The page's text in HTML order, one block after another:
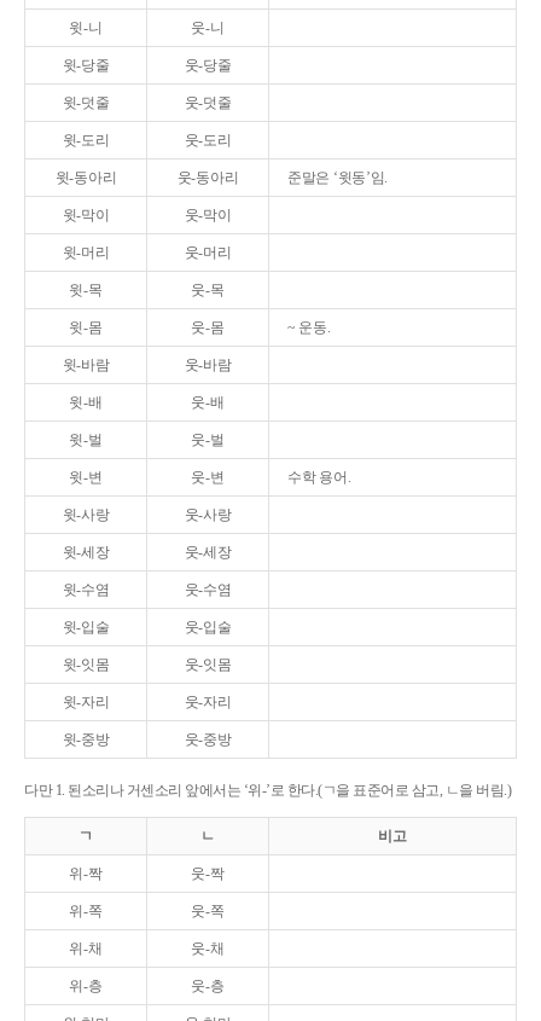
윗-니 웃-니
윗-당줄 웃-당줄
윗-덧줄 웃-덧줄
윗-도리 웃-도리
윗-동아리 웃-동아리 준말은 ‘윗동’임.
윗-막이 웃-막이
윗-머리 웃-머리
윗-목 웃-목
윗-몸 웃-몸 ~ 운동.
윗-바람 웃-바람
윗-배 웃-배
윗-벌 웃-벌
윗-변 웃-변 수학 용어.
윗-사랑 웃-사랑
윗-세장 웃-세장
윗-수염 웃-수염
윗-입술 웃-입술
윗-잇몸 웃-잇몸
윗-자리 웃-자리
윗-중방 웃-중방
다만 1. 된소리나 거센소리 앞에서는 ‘위-’로 한다.(ㄱ을 표준어로 삼고, ㄴ을 버림.)
ㄱ ㄴ 비고
위-짝 웃-짝
위-쪽 웃-쪽
위-채 웃-채
위-층 웃-층